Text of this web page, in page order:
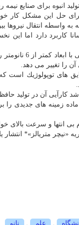
انبوه برای صنایع نیمه
حل این مشكل كار
به واسطه انتقال
كاربرد دارد اما
توانستند
آن را تغییر می دهد.
های توپولوژیك است
حافظه و پردازش كامپیوتری 18
ماده زمینه های جدیدی
بی انتها و سرعت
«نیچر متریالز»* انتشار
علم نانو